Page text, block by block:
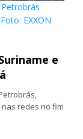
EXXON
e
redes no fim